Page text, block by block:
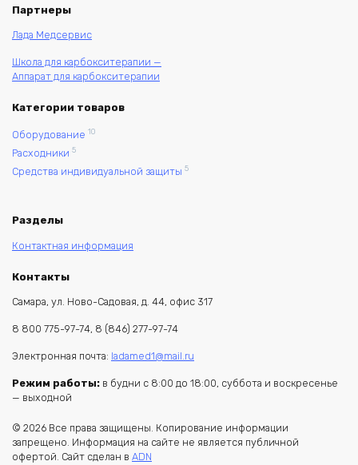
Партнеры
Лада Медсервис
Школа для карбокситерапии —
Аппарат для карбокситерапии
Категории товаров
Оборудование 10
Расходники 5
Средства индивидуальной защиты 5
Разделы
Контактная информация
Контакты
Самара, ул. Ново-Садовая, д. 44, офис 317
8 800 775-97-74, 8 (846) 277-97-74
Электронная почта: ladamed1@mail.ru
Режим работы: в будни с 8:00 до 18:00, суббота и воскресенье
— выходной
© 2026 Все права защищены. Копирование информации
запрещено. Информация на сайте не является публичной
офертой. Сайт сделан в ADN